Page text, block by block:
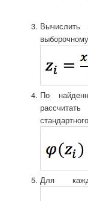
Вычислить
По
Для